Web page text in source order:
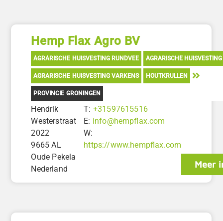
Hemp Flax Agro BV
AGRARISCHE HUISVESTING RUNDVEE AGRARISCHE
AGRARISCHE HUISVESTING VARKENS HOUTKRULLEN
PROVINCIE GRONINGEN
Hendrik
Westerstraat
2022
9665 AL
Oude Pekela
Nederland
T: +31597615516
E: info@hempflax.com
W:
https://www.hempflax.com
Meer